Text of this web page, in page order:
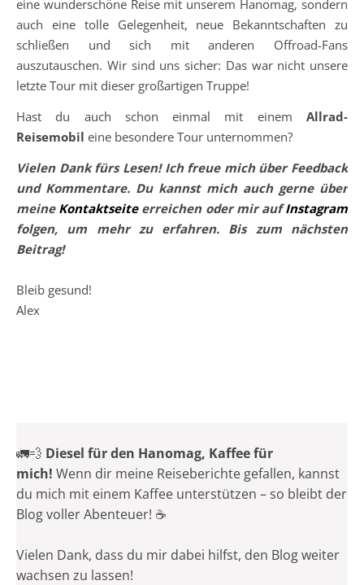
eine wunderschöne Reise mit unserem Hanomag, sondern
auch eine tolle Gelegenheit, neue Bekanntschaften zu
schließen und sich mit anderen Offroad-Fans
auszutauschen. Wir sind uns sicher: Das war nicht unsere
letzte Tour mit dieser großartigen Truppe!
Hast du auch schon einmal mit einem Allrad-
Reisemobil eine besondere Tour unternommen?
Vielen Dank fürs Lesen! Ich freue mich über Feedback
und Kommentare. Du kannst mich auch gerne über
meine Kontaktseiteerreichen oder mir aufInstagram
folgen, um mehr zu erfahren. Bis zum nächsten
Beitrag!
Bleib gesund!
Alex
🚛💨 Diesel für den Hanomag, Kaffee für
mich! Wenn dir meine Reiseberichte gefallen, kannst
du mich mit einem Kaffee unterstützen – so bleibt der
Blog voller Abenteuer! ☕
Vielen Dank, dass du mir dabei hilfst, den Blog weiter
wachsen zu lassen!